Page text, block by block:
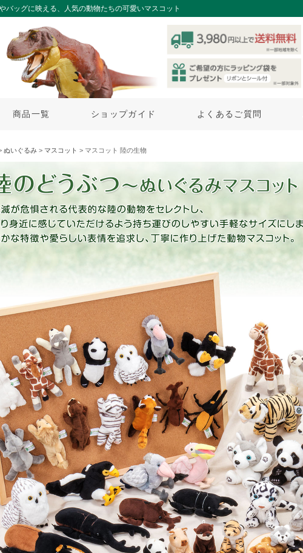
バッグに映える、人気の動物たちの可愛いマスコット
商品一覧 ショップガイド よくあるご質問
ぬいぐるみ > マスコット > マスコット 陸の生物